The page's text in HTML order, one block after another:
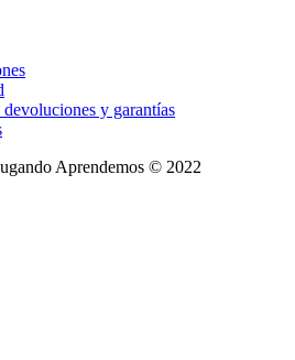
y garantías
Aprendemos © 2022